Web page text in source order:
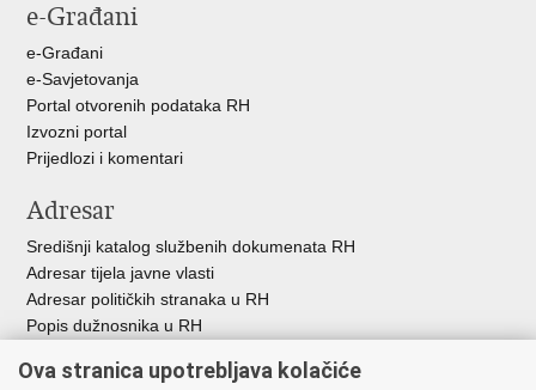
Facebooku
X-
e-Građani
e-Građani
e-Savjetovanja
Portal otvorenih podataka RH
Izvozni portal
Prijedlozi i komentari
Adresar
Središnji katalog službenih dokumenata RH
Adresar tijela javne vlasti
Adresar političkih stranaka u RH
Popis dužnosnika u RH
Pozivi za žurnu pomoć
Ova stranica upotrebljava kolačiće